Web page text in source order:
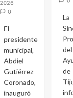
2026
0
El
presidente
municipal,
Abdiel
Gutiérrez
Coronado,
inauguró
La
de